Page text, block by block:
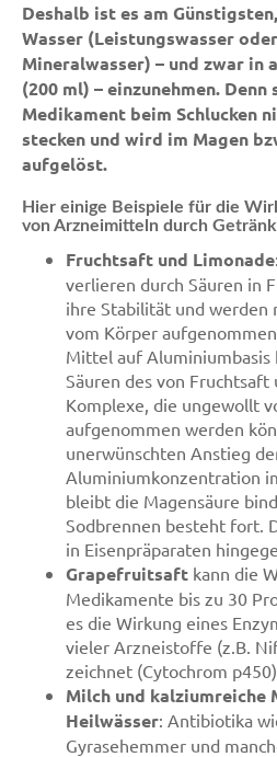
Deshalb ist es am
Wasser (Leistungswasser
Mineralwasser) – und zwar in
(200 ml) – einzunehmen.
Medikament beim Schlucken
stecken und wird im Magen
aufgelöst.
Hier einige Beispiele für die
von Arzneimitteln durch
Fruchtsaft und Limonade
verlieren durch Säuren in
ihre Stabilität und werden
vom Körper
Mittel auf
Säuren des von Fruchtsaft
Komplexe, die ungewollt
aufgenommen werden
unerwünschten Anstieg
Aluminiumkonzentration
bleibt die Magensäure
Sodbrennen besteht fort.
in Eisenpräparaten
Grapefruitsaft kann die
Medikamente bis zu 30
es die Wirkung eines
vieler Arzneistoffe (z.B.
zeichnet (Cytochrom
Milch und kalziumreiche
Heilwässer: Antibiotika
Gyrasehemmer und